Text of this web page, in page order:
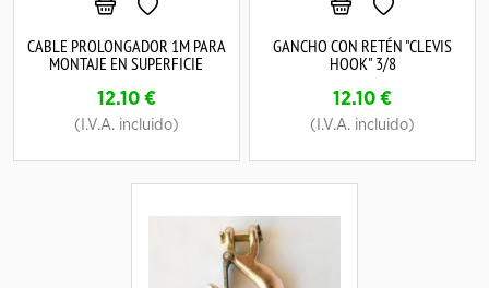
CABLE PROLONGADOR 1M PARA
MONTAJE EN SUPERFICIE
12.10€
(I.V.A. incluido)
GANCHO CON RETÉN "CLEVIS
HOOK" 3/8
12.10 €
(I.V.A. incluido)